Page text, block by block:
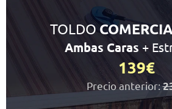
TOLDO
Ambas Caras +
139€
Precio anterior: